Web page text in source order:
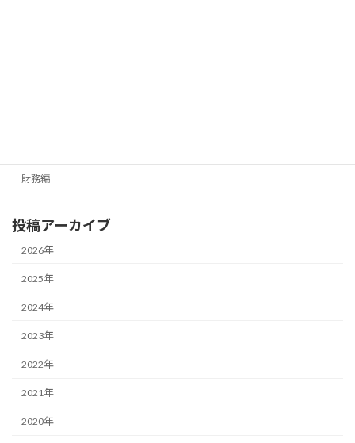
財務編
投稿アーカイブ
2026年
2025年
2024年
2023年
2022年
2021年
2020年